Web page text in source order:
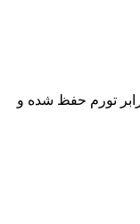
تورم حفظ شده و